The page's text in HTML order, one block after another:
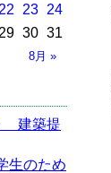
8月 »
22 23
24
29 30 31
建築提
生のため